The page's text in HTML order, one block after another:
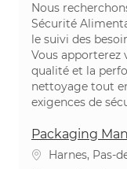
Nous
Sécurité
le suivi des
Vous apporterez
qualité et la
nettoyage tout
exigences de
Packaging
場所Harnes, Pas-